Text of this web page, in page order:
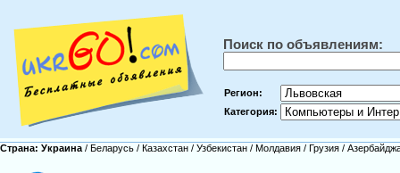
Поиск по объявлениям:
Регион:
Категория:
Страна: Украина / Беларусь / Казахстан / Узбекистан / Молдавия / Грузия /